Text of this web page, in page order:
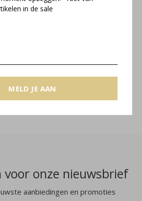
in de sale
MELD JE AAN
5 of the 5 products
voor onze nieuwsbrief
aanbiedingen en promoties